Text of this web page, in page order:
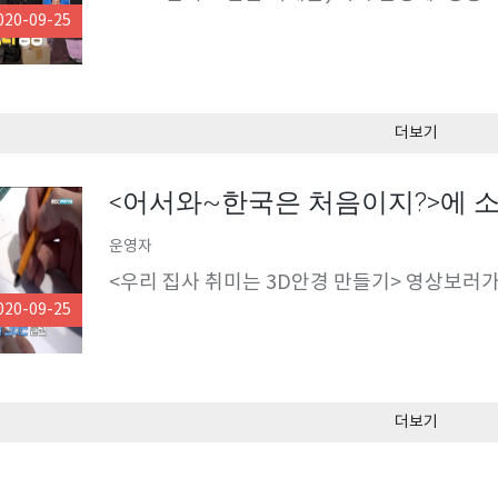
09-25
더보기
09-25
<어서와~한국은 처음이지?>에
운영자
<우리 집사 취미는 3D안경 만들기> 영상보러가
더보기